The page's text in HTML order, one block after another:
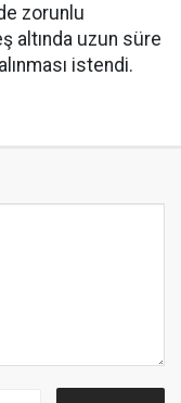
zorunlu
altında uzun süre
istendi.